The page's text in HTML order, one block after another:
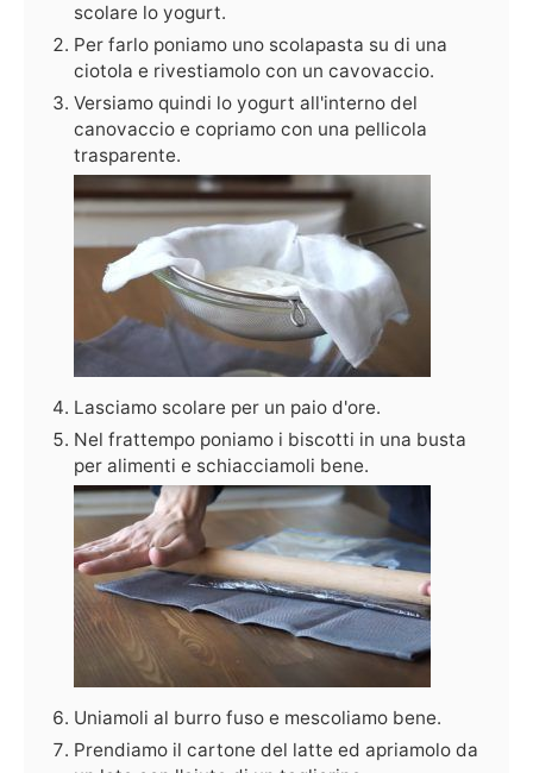
scolare lo yogurt.
Per farlo poniamo uno scolapasta su di una
ciotola e rivestiamolo con un cavovaccio.
Versiamo quindi lo yogurt all'interno del
canovaccio e copriamo con una pellicola
trasparente.
Lasciamo scolare per un paio d'ore.
Nel frattempo poniamo i biscotti in una busta
per alimenti e schiacciamoli bene.
Uniamoli al burro fuso e mescoliamo bene.
Prendiamo il cartone del latte ed apriamolo da